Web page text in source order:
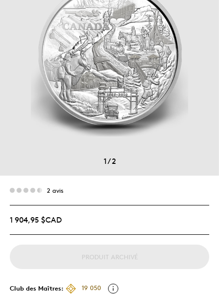
1/2
2 avis
1 904,95 $CAD
PRODUIT ARCHIVÉ
Club des Maîtres:
19 050